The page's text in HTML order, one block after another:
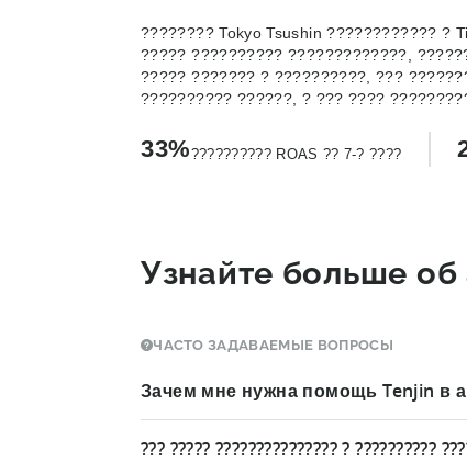
???????? Tokyo Tsushin ???????????? ?
????? ?????????? ?????????????,
????? ??????? ? ??????????, ???
?????????? ??????, ? ??? ????
33%?????????? ROAS ?? 7-? ????
Узнайте больше об
ЧАСТО ЗАДАВАЕМЫЕ ВОПРОСЫ
Зачем мне нужна помощь Tenjin в
одинаковым образом.Различные
??? ????? ??????????????? ? ??????????